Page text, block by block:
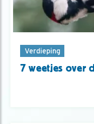
Verdieping
7 weetjes over